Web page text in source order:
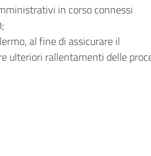
in corso connessi
al fine di assicurare il
ulteriori rallentamenti delle